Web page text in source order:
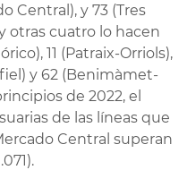
Central), y 73 (Tres
otras cuatro lo hacen
11 (Patraix-Orriols),
y 62 (Benimàmet-
de 2022, el
de las líneas que
Central superan